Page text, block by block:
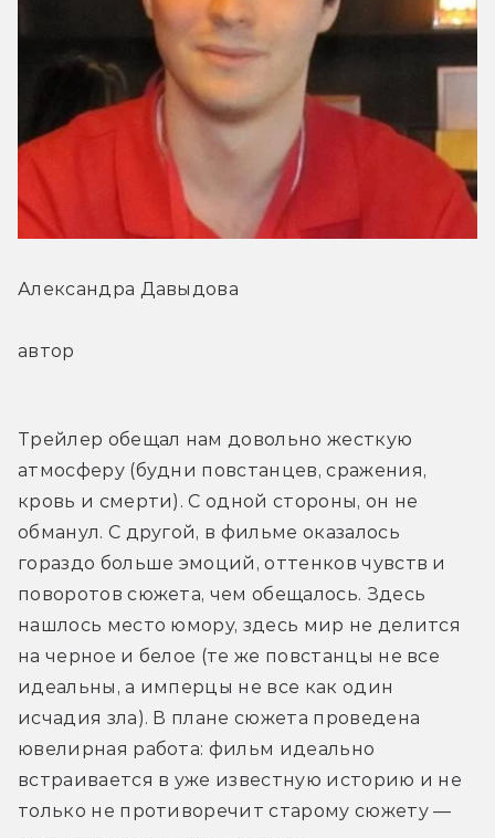
Александра Давыдова
автор
Трейлер обещал нам довольно жесткую
атмосферу (будни повстанцев, сражения,
кровь и смерти). С одной стороны, он не
обманул. С другой, в фильме оказалось
гораздо больше эмоций, оттенков чувств и
поворотов сюжета, чем обещалось. Здесь
нашлось место юмору, здесь мир не делится
на черное и белое (те же повстанцы не все
идеальны, а имперцы не все как один
исчадия зла). В плане сюжета проведена
ювелирная работа: фильм идеально
встраивается в уже известную историю и не
только не противоречит старому сюжету —